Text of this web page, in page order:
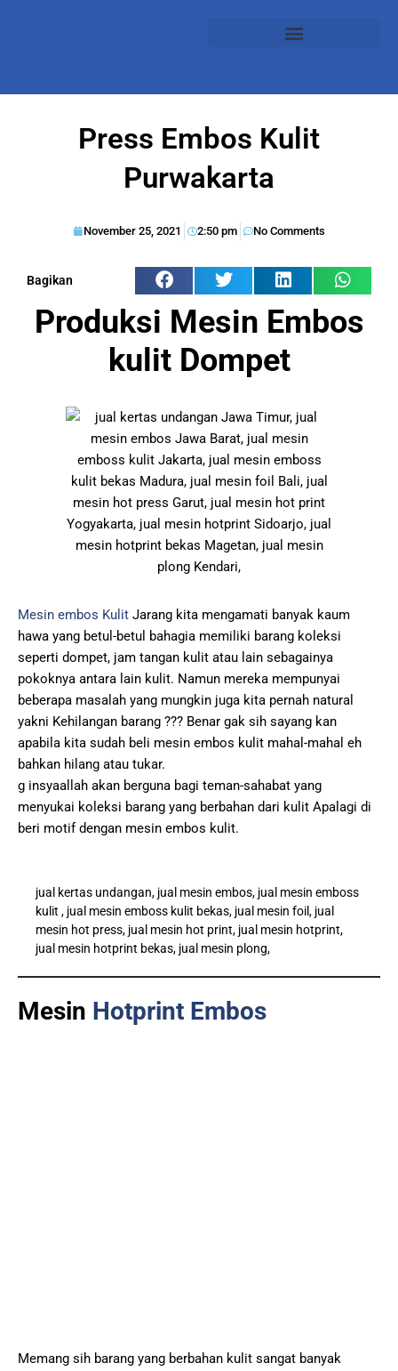
Press Embos Kulit
Purwakarta
November 25, 2021 2:50 pm No Comments
Bagikan
Produksi Mesin Embos
kulit Dompet
Mesin embos Kulit Jarang kita mengamati banyak kaum
hawa yang betul-betul bahagia memiliki barang koleksi
seperti dompet, jam tangan kulit atau lain sebagainya
pokoknya antara lain kulit. Namun mereka mempunyai
beberapa masalah yang mungkin juga kita pernah natural
yakni Kehilangan barang ??? Benar gak sih sayang kan
apabila kita sudah beli mesin embos kulit mahal-mahal eh
bahkan hilang atau tukar.
g insyaallah akan berguna bagi teman-sahabat yang
menyukai koleksi barang yang berbahan dari kulit Apalagi di
beri motif dengan mesin embos kulit.
jual kertas undangan, jual mesin embos, jual mesin emboss
kulit , jual mesin emboss kulit bekas, jual mesin foil, jual
mesin hot press, jual mesin hot print, jual mesin hotprint,
jual mesin hotprint bekas, jual mesin plong,
Mesin Hotprint Embos
Memang sih barang yang berbahan kulit sangat banyak